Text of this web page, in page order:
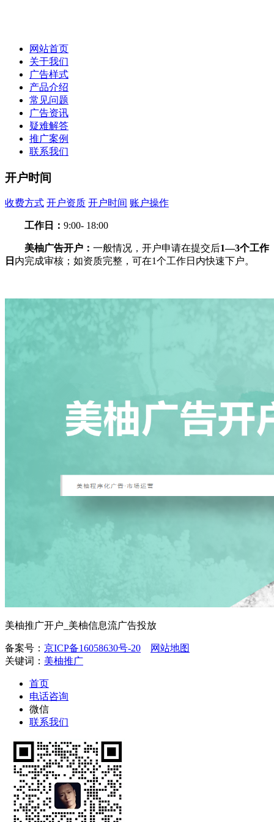
网站首页
关于我们
广告样式
产品介绍
常见问题
广告资讯
疑难解答
推广案例
联系我们
开户时间
收费方式 开户资质 开户时间 账户操作
开户时间
工作日： 9:00- 18:00
美柚广告开户： 一般情况，开户申请在提交后1—3个工作
日 内完成审核；如资质完整，可在1个工作日内快速下户。
美柚推广开户_美柚信息流广告投放
备案号： 京ICP备16058630号-20
网站地图
关键词： 美柚推广
首页
电话咨询
微信
联系我们